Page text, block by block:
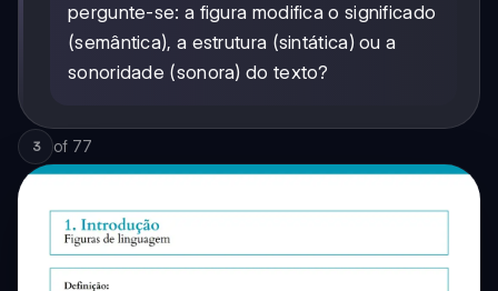
pergunte-se: a figura modifica o significado
(semântica), a estrutura (sintática) ou a
sonoridade (sonora) do texto?
3 of 77